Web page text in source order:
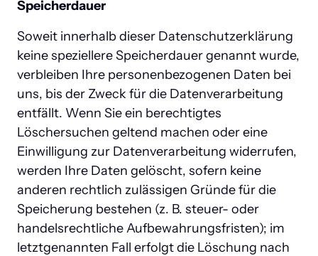
Speicherdauer
Soweit innerhalb dieser Datenschutzerklärung
keine speziellere Speicherdauer genannt wurde,
verbleiben Ihre personenbezogenen Daten bei
uns, bis der Zweck für die Datenverarbeitung
entfällt. Wenn Sie ein berechtigtes
Löschersuchen geltend machen oder eine
Einwilligung zur Datenverarbeitung widerrufen,
werden Ihre Daten gelöscht, sofern keine
anderen rechtlich zulässigen Gründe für die
Speicherung bestehen (z. B. steuer- oder
handelsrechtliche Aufbewahrungsfristen); im
letztgenannten Fall erfolgt die Löschung nach